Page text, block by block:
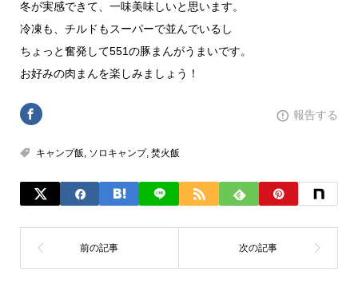
冬が実感できて、一味美味しいと思います。
冷凍も、チルドもスーパーで並んでいるし
ちょっと奮発して551の豚まんがうまいです。
お好みの肉まんを楽しみましょう！
報告する
キャンプ飯, ソロキャンプ, 焚火飯